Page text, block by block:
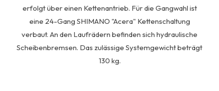
erfolgt über einen Kettenantrieb. Für die Gangwahl ist
eine 24-Gang SHIMANO "Acera" Kettenschaltung
verbaut. An den Laufrädern befinden sich hydraulische
Scheibenbremsen. Das zulässige Systemgewicht beträgt
130 kg.